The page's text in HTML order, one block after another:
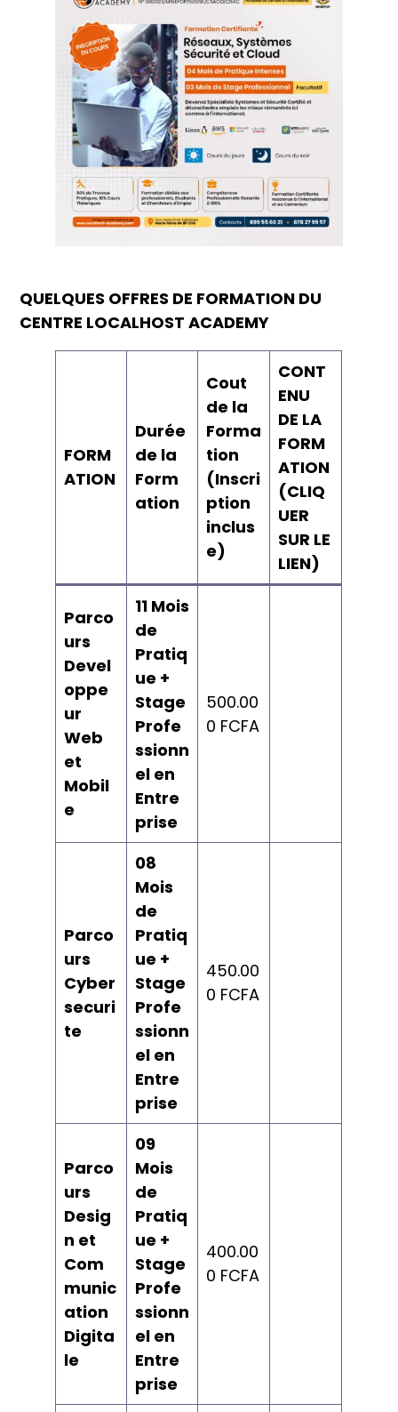
QUELQUES OFFRES DE FORMATION DU
CENTRE LOCALHOST ACADEMY
FORM
ATION
Durée
de la
Form
ation
Cout
de la
Forma
tion
(Inscri
ption
inclus
e)
CONT
ENU
DE LA
FORM
ATION
(CLIQ
UER
SUR LE
LIEN)
Parco
urs
Devel
oppe
ur
Web
et
Mobil
e
11 Mois
de
Pratiq
ue +
Stage
Profe
ssionn
el en
Entre
prise
500.00
0 FCFA
Parco
urs
Cyber
securi
te
08
Mois
de
Pratiq
ue +
Stage
Profe
ssionn
el en
Entre
prise
450.00
0 FCFA
Parco
urs
Desig
n et
Com
munic
ation
Digita
le
09
Mois
de
Pratiq
ue +
Stage
Profe
ssionn
el en
Entre
prise
400.00
0 FCFA